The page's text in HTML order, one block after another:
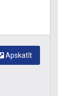
Apskatīt